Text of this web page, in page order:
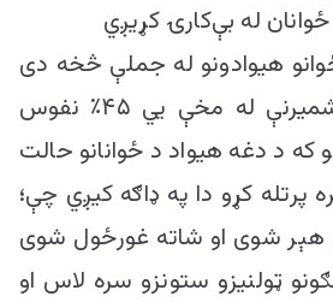
له بې‌کارۍ کړيږي
هيوادونو له جملې څخه دی
چې د مرکزي سر شميرنې له مخې يي ۴۵٪ نفوس
که د دغه هيواد د ځوانانو حالت
پرتله کړو دا په ډاګه کيږي چې؛
هېر شوی او شاته غورځول شوی
ټولنيزو ستونزو سره لاس او